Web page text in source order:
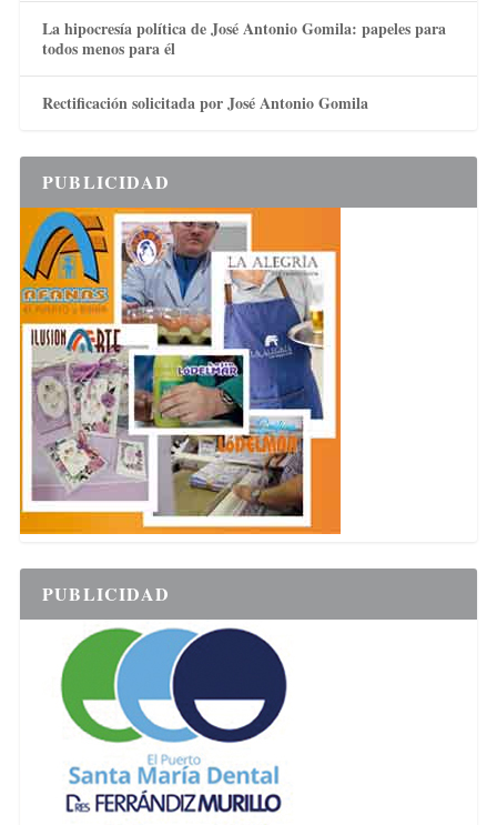
La hipocresía política de José Antonio Gomila: papeles para
todos menos para él
Rectificación solicitada por José Antonio Gomila
PUBLICIDAD
PUBLICIDAD